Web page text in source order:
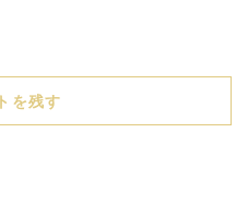
を残す